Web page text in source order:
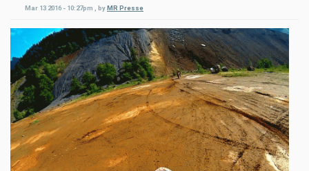
Mar 13 2016 - 10:27pm byMR Presse